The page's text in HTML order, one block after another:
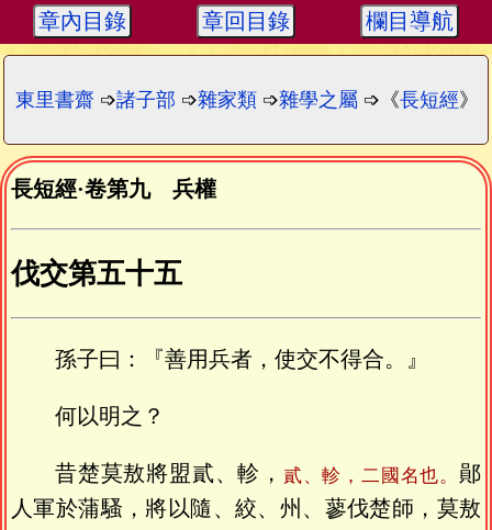
章內目錄 章回目錄 欄目導航
東里書齋 ➩諸子部 ➩雜家類 ➩雜學之屬 ➩《長短經》
長短經·卷第九 兵權
伐交第五十五
孫子曰：『善用兵者，使交不得合。』
何以明之？
昔楚莫敖將盟貳、軫， 貳、軫，二國名也。 鄖
人軍於蒲騷，將以隨、絞、州、蓼伐楚師，莫敖